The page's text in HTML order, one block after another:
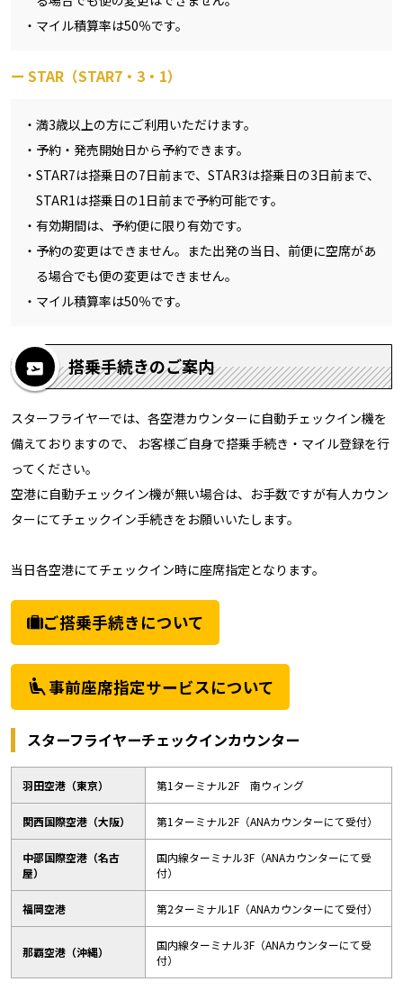
マイル積算率は50％です。
STAR（STAR7・3・1）
満3歳以上の方にご利用いただけます。
予約・発売開始日から予約できます。
STAR7は搭乗日の7日前まで、STAR3は搭乗日の3日前まで、
STAR1は搭乗日の1日前まで予約可能です。
有効期間は、予約便に限り有効です。
予約の変更はできません。また出発の当日、前便に空席があ
る場合でも便の変更はできません。
マイル積算率は50％です。
搭乗手続きのご案内
スターフライヤーでは、各空港カウンターに自動チェックイン機を
備えておりますので、 お客様ご自身で搭乗手続き・マイル登録を行
ってください。
空港に自動チェックイン機が無い場合は、お手数ですが有人カウン
ターにてチェックイン手続きをお願いいたします。
当日各空港にてチェックイン時に座席指定となります。
ご搭乗手続きについて
airline_seat_recline_extra事前座席指定サービスについて
スターフライヤーチェックインカウンター
羽田空港（東京） 第1ターミナル2F 南ウィング
関西国際空港（大阪） 第1ターミナル2F（ANAカウンターにて受付）
中部国際空港（名古
屋）
国内線ターミナル3F（ANAカウンターにて受
付）
福岡空港 第2ターミナル1F（ANAカウンターにて受付）
那覇空港（沖縄）
国内線ターミナル3F（ANAカウンターにて受
付）